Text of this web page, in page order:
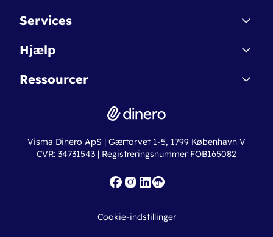
Kontakt
Betingelser & Sikkerhed
Nye funktioner
Services
Dinero Starter
Dinero Pro
Erhvervslån
Fakturaskabeloner
Hjælp
Regnskabsordbogen
Online regnskabskurser
Ressourcer
Ny virksomhed
Iværksætterlegat
Visma Dinero ApS | Gærtorvet 1-5, 1799 København V
CVR: 34731543 | Registreringsnummer FOB165082
Cookie-indstillinger